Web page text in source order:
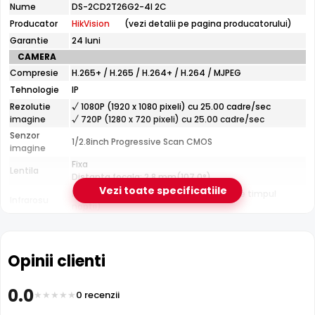
e-Camere.ro recomanda acest produs pentru:
perimetre mari: curti, depozite, spatii industriale;
instalari profesionale cu cablare UTP structurata.
Tehnologie HikVision AcuSense
Datorita tehnologieiAcuSensede la HikVision, camera
clasifica inteligent tintele detectate in persoane si
vehicule, minimizand alarmele false si permitand
cautarea rapida in inregistrari dupa tipul de obiect.
HikVision DS-2CD2T26G2-4I 2C dispune de iluminare
HikVision
DS-
2CD2T26G2-
4I
2C
Nume
DS-2CD2T26G2-4I 2C
Producator
HikVision
(vezi detalii pe pagina producatorului)
Garantie
24 luni
CAMERA
Compresie
H.265+ / H.265 / H.264+ / H.264 / MJPEG
Tehnologie
IP
Rezolutie
imagine
√ 1080P (1920 x 1080 pixeli) cu 25.00 cadre/sec
√ 720P (1280 x 720 pixeli) cu 25.00 cadre/sec
Senzor
imagine
1/2.8inch Progressive Scan CMOS
Lentila
Fixa
Distanta focala: 2.8 mm(107.0°)
Pana la 80 metri (pentru vizualizarea pe timpul
noptii)
Protectie
Exterior
Material
Temperatura (-30° ... 60°) Celsius
Vezi toate specificatiile
Opinii clienti
0.0 0 recenzii